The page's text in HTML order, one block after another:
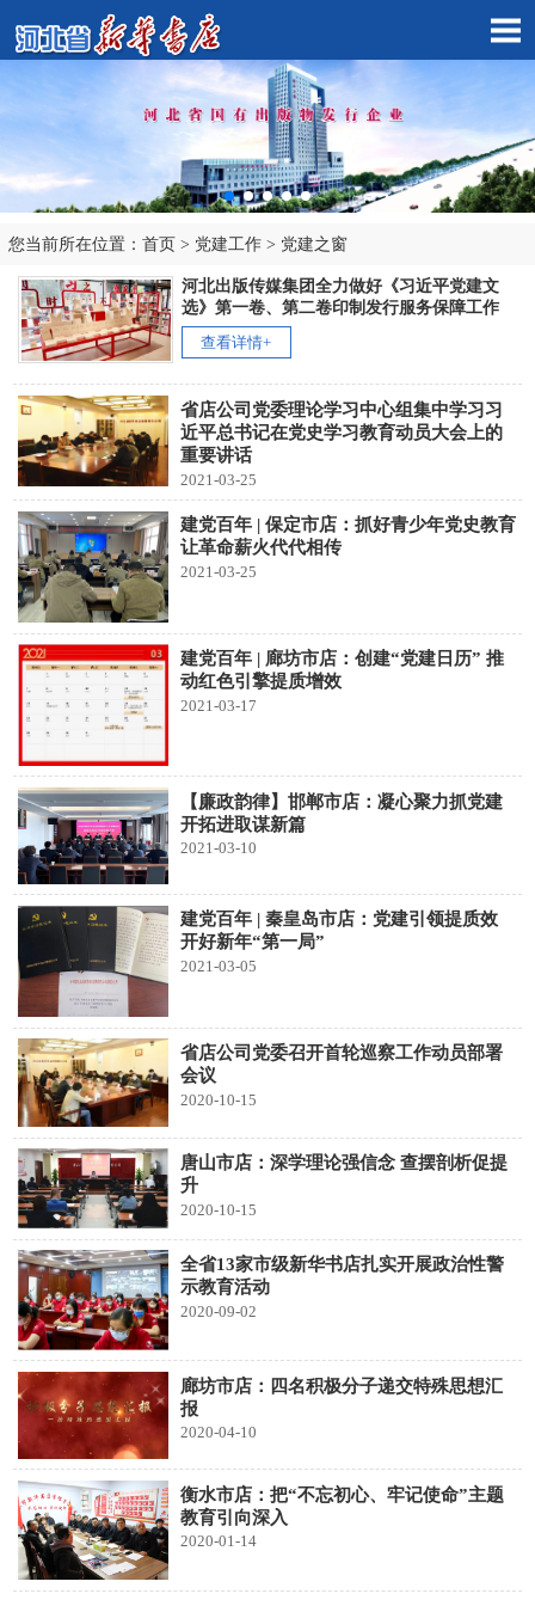
市店子公司
您当前所在位置： 首页 > 党建工作 > 党建之窗
河北出版传媒集团全力做好《习近平党建文
选》第一卷、第二卷印制发行服务保障工作
查看详情+
省店公司党委理论学习中心组集中学习习
近平总书记在党史学习教育动员大会上的
重要讲话
2021-03-25
建党百年 | 保定市店：抓好青少年党史教育
让革命薪火代代相传
2021-03-25
建党百年 | 廊坊市店：创建“党建日历” 推
动红色引擎提质增效
2021-03-17
【廉政韵律】邯郸市店：凝心聚力抓党建
开拓进取谋新篇
2021-03-10
建党百年 | 秦皇岛市店：党建引领提质效
开好新年“第一局”
2021-03-05
省店公司党委召开首轮巡察工作动员部署
会议
2020-10-15
唐山市店：深学理论强信念 查摆剖析促提
升
2020-10-15
全省13家市级新华书店扎实开展政治性警
示教育活动
2020-09-02
廊坊市店：四名积极分子递交特殊思想汇
报
2020-04-10
衡水市店：把“不忘初心、牢记使命”主题
教育引向深入
2020-01-14